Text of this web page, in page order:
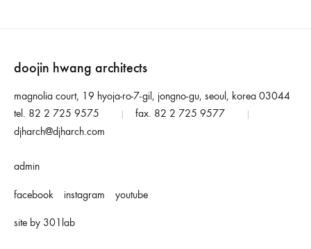
doojin hwang architects
magnolia court, 19 hyoja-ro-7-gil, jongno-gu, seoul, korea 03044
tel. 82 2 725 9575
fax. 82 2 725 9577
djharch@djharch.com
admin
facebook instagram youtube
site by 301lab